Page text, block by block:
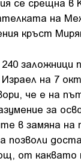
се срещна в
на
кръст
заложници
на 7
че е на
за
в замяна на
позволи
от каквато